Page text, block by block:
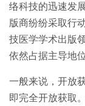
络科技的迅速发
版商纷纷采取行
技医学学术出版
依然占据主导地
一般来说，开放
即完全开放获取